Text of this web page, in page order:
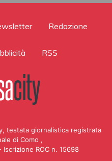
Redazione
RSS
testata giornalistica registrata
di Como ,
ROC n. 15698